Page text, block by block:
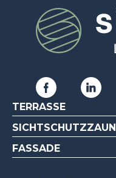
TERRASSE
SICHTSCHUTZZAUN
FASSADE